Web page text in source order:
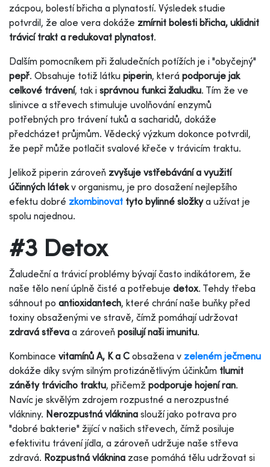
zácpou, bolestí břicha a plynatostí. Výsledek studie
potvrdil, že aloe vera dokáže zmírnit bolesti břicha, uklidnit
trávicí trakt a redukovat plynatost.
Dalším pomocníkem při žaludečních potížích je i "obyčejný"
pepř. Obsahuje totiž látku piperin, která podporuje jak
celkové trávení, tak i správnou funkci žaludku. Tím že ve
slinivce a střevech stimuluje uvolňování enzymů
potřebných pro trávení tuků a sacharidů, dokáže
předcházet průjmům. Vědecký výzkum dokonce potvrdil,
že pepř může potlačit svalové křeče v trávicím traktu.
Jelikož piperin zároveň zvyšuje vstřebávání a využití
účinných látekv organismu, je pro dosažení nejlepšího
efektu dobré zkombinovat tyto bylinné složkya užívat je
spolu najednou.
#3 Detox
Žaludeční a trávicí problémy bývají často indikátorem, že
naše tělo není úplně čisté a potřebuje detox. Tehdy třeba
sáhnout po antioxidantech, které chrání naše buňky před
toxiny obsaženými ve stravě, čímž pomáhají udržovat
zdravá střeva a zároveň posilují naši imunitu.
Kombinace vitamínů A, K a C obsažena v zeleném ječmenu
dokáže díky svým silným protizánětlivým účinkům tlumit
záněty trávicího traktu, přičemž podporuje hojení ran.
Navíc je skvělým zdrojem rozpustné a nerozpustné
vlákniny. Nerozpustná vláknina slouží jako potrava pro
"dobré bakterie" žijící v našich střevech, čímž posiluje
efektivitu trávení jídla, a zároveň udržuje naše střeva
zdravá. Rozpustná vláknina zase pomáhá tělu udržovat si